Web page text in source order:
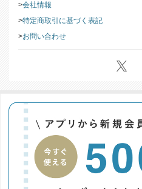
会社情報
特定商取引に基づく表記
お問い合わせ